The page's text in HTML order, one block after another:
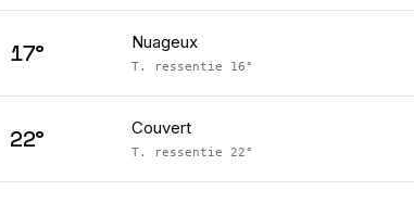
17° Nuageux
T. ressentie 16°
22° Couvert
T. ressentie 22°